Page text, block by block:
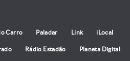
Carro Paladar Link iLocal
Rádio Estadão Planeta Digital